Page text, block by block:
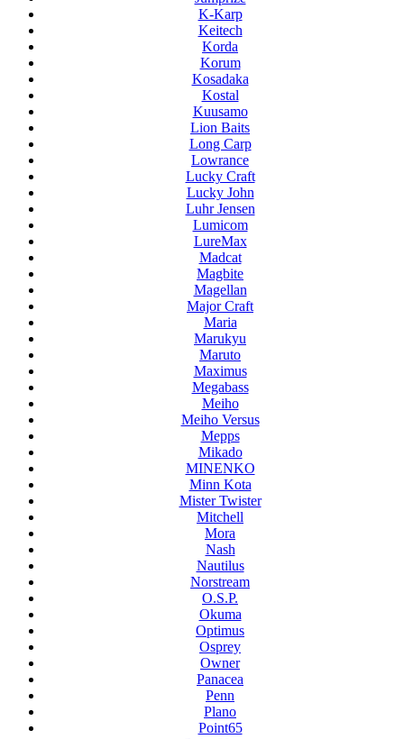
K-Karp
Keitech
Korda
Korum
Kosadaka
Kostal
Kuusamo
Lion Baits
Long Carp
Lowrance
Lucky Craft
Lucky John
Luhr Jensen
Lumicom
LureMax
Madcat
Magbite
Magellan
Major Craft
Maria
Marukyu
Maruto
Maximus
Megabass
Meiho
Meiho Versus
Mepps
Mikado
MINENKO
Minn Kota
Mister Twister
Mitchell
Mora
Nash
Nautilus
Norstream
O.S.P.
Okuma
Optimus
Osprey
Owner
Panacea
Penn
Plano
Point65